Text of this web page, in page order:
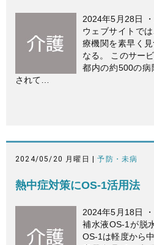
2024年5月28日
ウェブサイトで
療機関を素早く
なる。 このサー
都内の約500の
されて…
2024/05/20 月曜日 |予防・未病
熱中症対策にOS-1活用法
2024年5月18日
補水液OS-1が脱
OS-1は軽度から